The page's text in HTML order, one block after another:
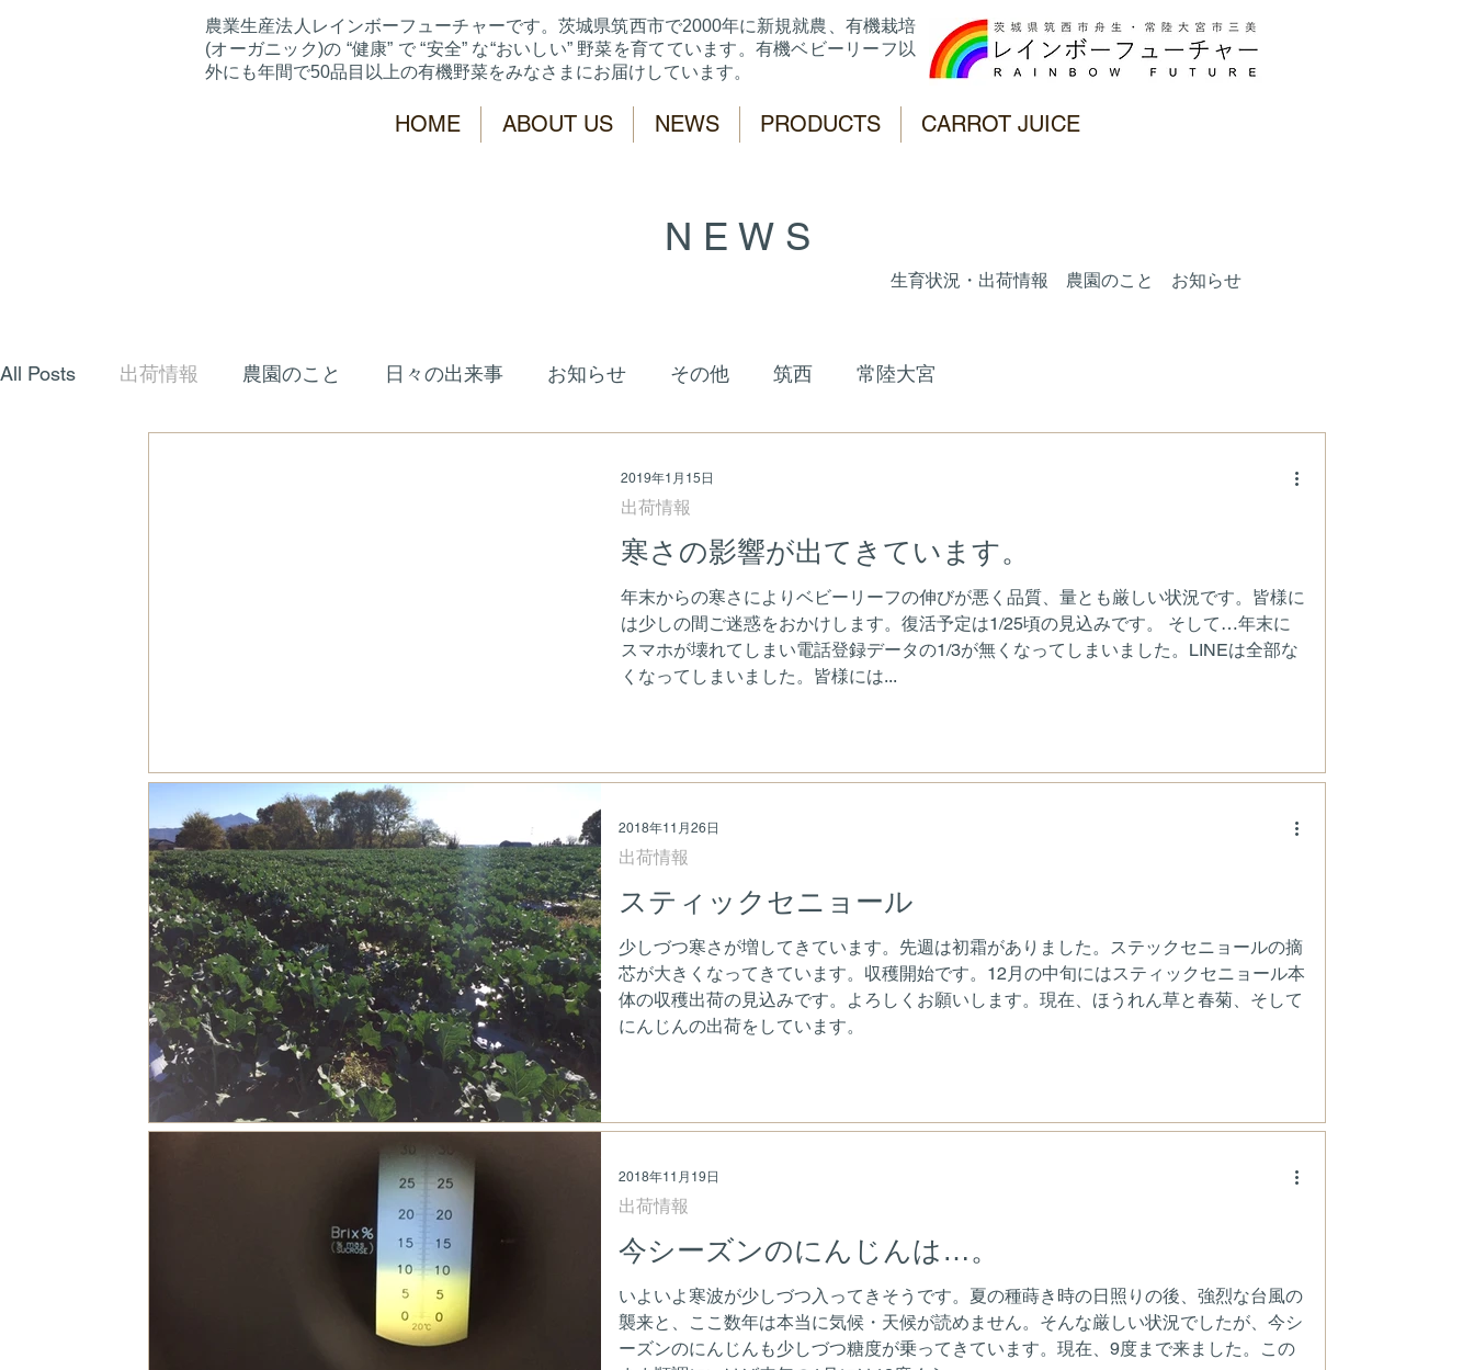
農業生産法人レインボーフューチャーです。茨城県筑西市で2000年に新規就農、有機栽培
(オーガニック)の “健康” で “安全” な“おいしい” 野菜を育てています。有機ベビーリーフ以
外にも年間で50品目以上の有機野菜をみなさまにお届けしています。
HOME ABOUT US NEWS PRODUCTS CARROT JUICE
N E W S
生育状況・出荷情報 農園のこと お知らせ
All Posts 出荷情報 農園のこと 日々の出来事 お知らせ その他 筑西 常陸大宮
寒さの影響が出てきています。
年末からの寒さによりベビーリーフの伸びが悪く品質、量とも厳しい状況です。皆様に
は少しの間ご迷惑をおかけします。復活予定は1/25頃の見込みです。 そして…年末に
スマホが壊れてしまい電話登録データの1/3が無くなってしまいました。LINEは全部な
くなってしまいました。皆様には...
出荷情報
2019年1月15日
スティックセニョール
少しづつ寒さが増してきています。先週は初霜がありました。ステックセニョールの摘
芯が大きくなってきています。収穫開始です。12月の中旬にはスティックセニョール本
体の収穫出荷の見込みです。よろしくお願いします。現在、ほうれん草と春菊、そして
にんじんの出荷をしています。
出荷情報
2018年11月26日
今シーズンのにんじんは…。
いよいよ寒波が少しづつ入ってきそうです。夏の種蒔き時の日照りの後、強烈な台風の
襲来と、ここ数年は本当に気候・天候が読めません。そんな厳しい状況でしたが、今シ
ーズンのにんじんも少しづつ糖度が乗ってきています。現在、9度まで来ました。この
出荷情報
2018年11月19日